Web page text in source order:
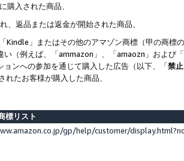
購入された商品、
、返品または返金が開始された商品、
Kindle」またはその他のアマゾン商標（甲の商
い（例えば、「ammazon」、「amaozn」および
ョンへの参加を通じて購入した広告（以下、「禁
れたお客様が購入した商品、
標リスト
gp/help/customer/